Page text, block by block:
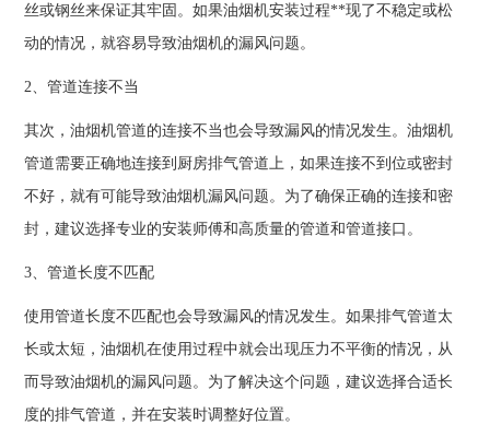
丝或钢丝来保证其牢固。如果油烟机安装过程**现了不稳定或松
动的情况，就容易导致油烟机的漏风问题。
2、管道连接不当
其次，油烟机管道的连接不当也会导致漏风的情况发生。油烟机
管道需要正确地连接到厨房排气管道上，如果连接不到位或密封
不好，就有可能导致油烟机漏风问题。为了确保正确的连接和密
封，建议选择专业的安装师傅和高质量的管道和管道接口。
3、管道长度不匹配
使用管道长度不匹配也会导致漏风的情况发生。如果排气管道太
长或太短，油烟机在使用过程中就会出现压力不平衡的情况，从
而导致油烟机的漏风问题。为了解决这个问题，建议选择合适长
度的排气管道，并在安装时调整好位置。